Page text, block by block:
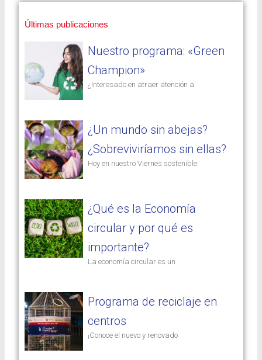
Últimas publicaciones
Nuestro programa: «Green
Champion»
¿Interesado en atraer atención a
¿Un mundo sin abejas?
¿Sobreviviríamos sin ellas?
Hoy en nuestro Viernes sostenible:
¿Qué es la Economía
circular y por qué es
importante?
La economía circular es un
Programa de reciclaje en
centros
​¡Conoce el nuevo y renovado